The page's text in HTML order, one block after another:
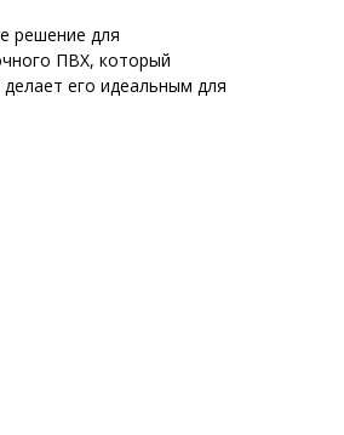
решение для
ПВХ, который
его идеальным для